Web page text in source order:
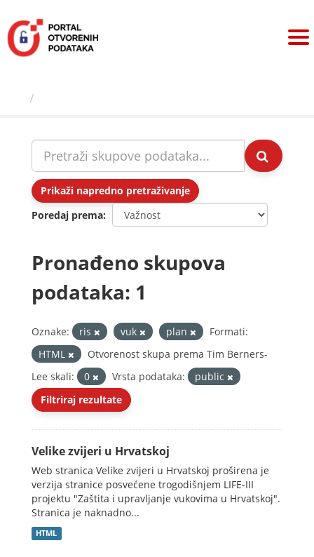
sadržaj
Prikaži napredno pretraživanje
Poredaj prema
Pronađeno skupova
podataka: 1
Oznake: ris vuk plan
Formati:
HTML
Otvorenost skupa prema Tim Berners-
Lee skali:
0 Vrsta podataka:
public
Filtriraj rezultate
Velike zvijeri u Hrvatskoj
Web stranica Velike zvijeri u Hrvatskoj proširena je
verzija stranice posvećene trogodišnjem LIFE-III
projektu "Zaštita i upravljanje vukovima u Hrvatskoj".
Stranica je naknadno...
HTML